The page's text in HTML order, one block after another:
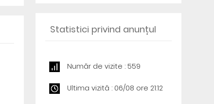
Statistici privind anunțul
Număr de vizite : 559
Ultima vizită : 06/08 ore 21:12